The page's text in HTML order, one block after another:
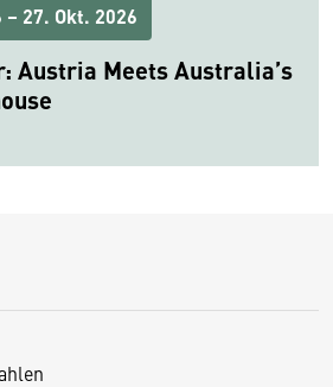
27. Okt. 2026
Austria Meets Australia’s